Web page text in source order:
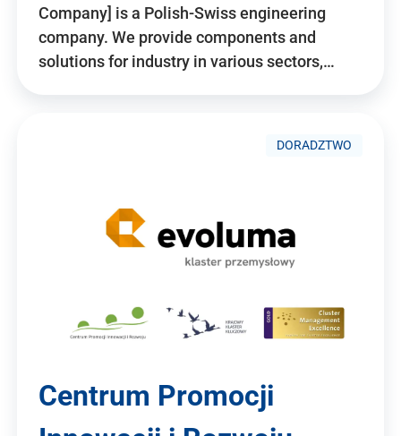
Company] is a Polish-Swiss engineering
company. We provide components and
solutions for industry in various sectors,…
DORADZTWO
Centrum Promocji